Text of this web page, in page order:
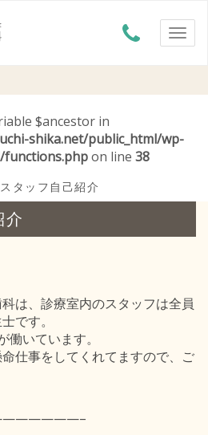
$ancestor in
shika.net/public_html/wp-
on line 38
タッフ自己紹介
介
は、診療室内のスタッフは全員
です。
いています。
仕事をしてくれてますので、ご